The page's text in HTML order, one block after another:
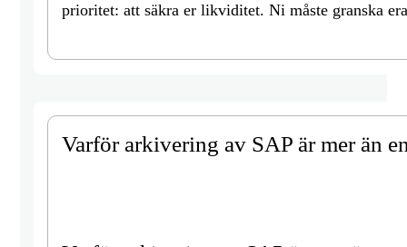
prioritet: att säkra er likviditet. Ni måste granska
Varför arkivering av SAP är mer än